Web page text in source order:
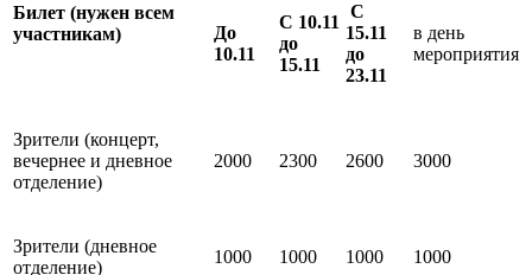
Билет (нужен всем
участникам)
До
10.11
C 10.11
до
15.11
С
15.11
до
23.11
в день
мероприятия
Зрители (концерт,
вечернее и дневное
отделение)
2000 2300 2600 3000
Зрители (дневное
отделение)
1000 1000 1000 1000